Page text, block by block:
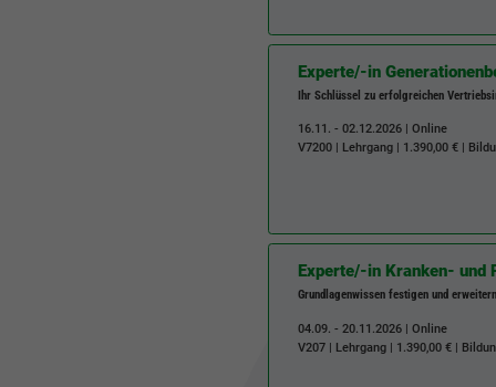
Experte/-in
Ihr Schlüssel zu erfolgreichen
16.11. - 02.12.2026 | Online
V7200 | Lehrgang | 1.390,00 € |
Experte/-in Kranken- und
Grundlagenwissen festigen und erweitern
04.09. - 20.11.2026 | Online
V207 | Lehrgang | 1.390,00 € |